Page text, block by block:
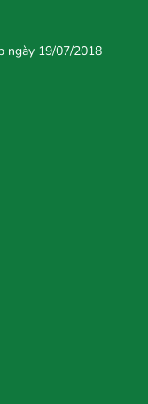
ngày 19/07/2018